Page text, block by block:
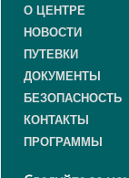
О ЦЕНТРЕ
НОВОСТИ
ПУТЕВКИ
ДОКУМЕНТЫ
БЕЗОПАСНОСТЬ
КОНТАКТЫ
ПРОГРАММЫ